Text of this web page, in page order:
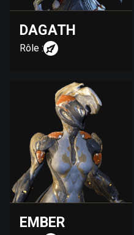
DAGATH
Rôle :
EMBER